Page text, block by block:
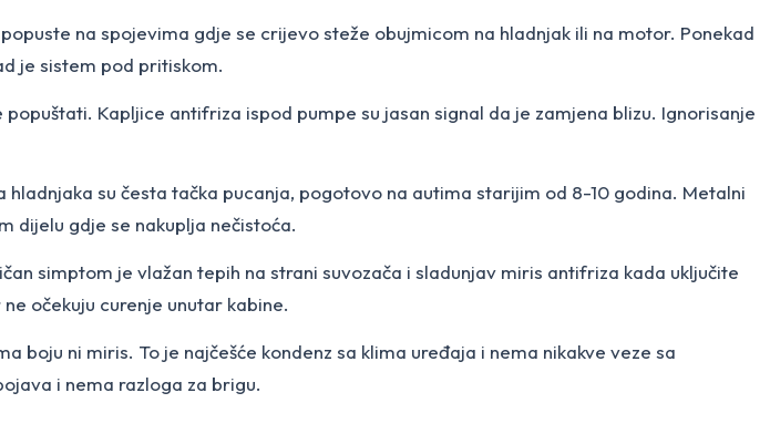
na spojevima gdje se crijevo steže obujmicom na hladnjak ili na motor. Ponekad
je sistem pod pritiskom.
Kapljice antifriza ispod pumpe su jasan signal da je zamjena blizu. Ignorisanje
su česta tačka pucanja, pogotovo na autima starijim od 8-10 godina. Metalni
dijelu gdje se nakuplja nečistoća.
simptom je vlažan tepih na strani suvozača i sladunjav miris antifriza kada uključite
očekuju curenje unutar kabine.
ni miris. To je najčešće kondenz sa klima uređaja i nema nikakve veze sa
i nema razloga za brigu.